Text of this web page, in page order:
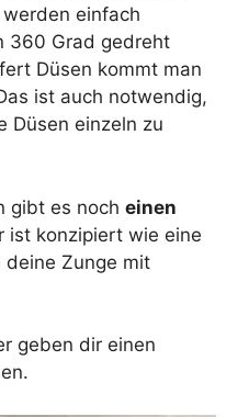
einfach
360 Grad gedreht
Düsen kommt man
ist auch notwendig,
Düsen einzeln zu
gibt es noch einen
ist konzipiert wie eine
deine Zunge mit
geben dir einen